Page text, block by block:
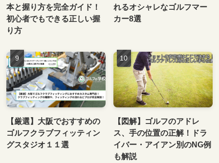
本と握り方を完全ガイド！
初心者でもできる正しい握
り方
れるオシャレなゴルフマー
カー8選
【厳選】大阪でおすすめの
ゴルフクラブフィッティン
グスタジオ１１選
【図解】ゴルフのアドレ
ス、手の位置の正解！ドラ
イバー・アイアン別のNG例
も解説